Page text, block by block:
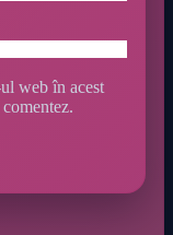
web în acest